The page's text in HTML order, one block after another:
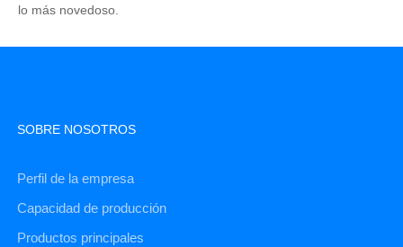
lo más novedoso.
SOBRE NOSOTROS
Perfil de la empresa
Capacidad de producción
Productos principales